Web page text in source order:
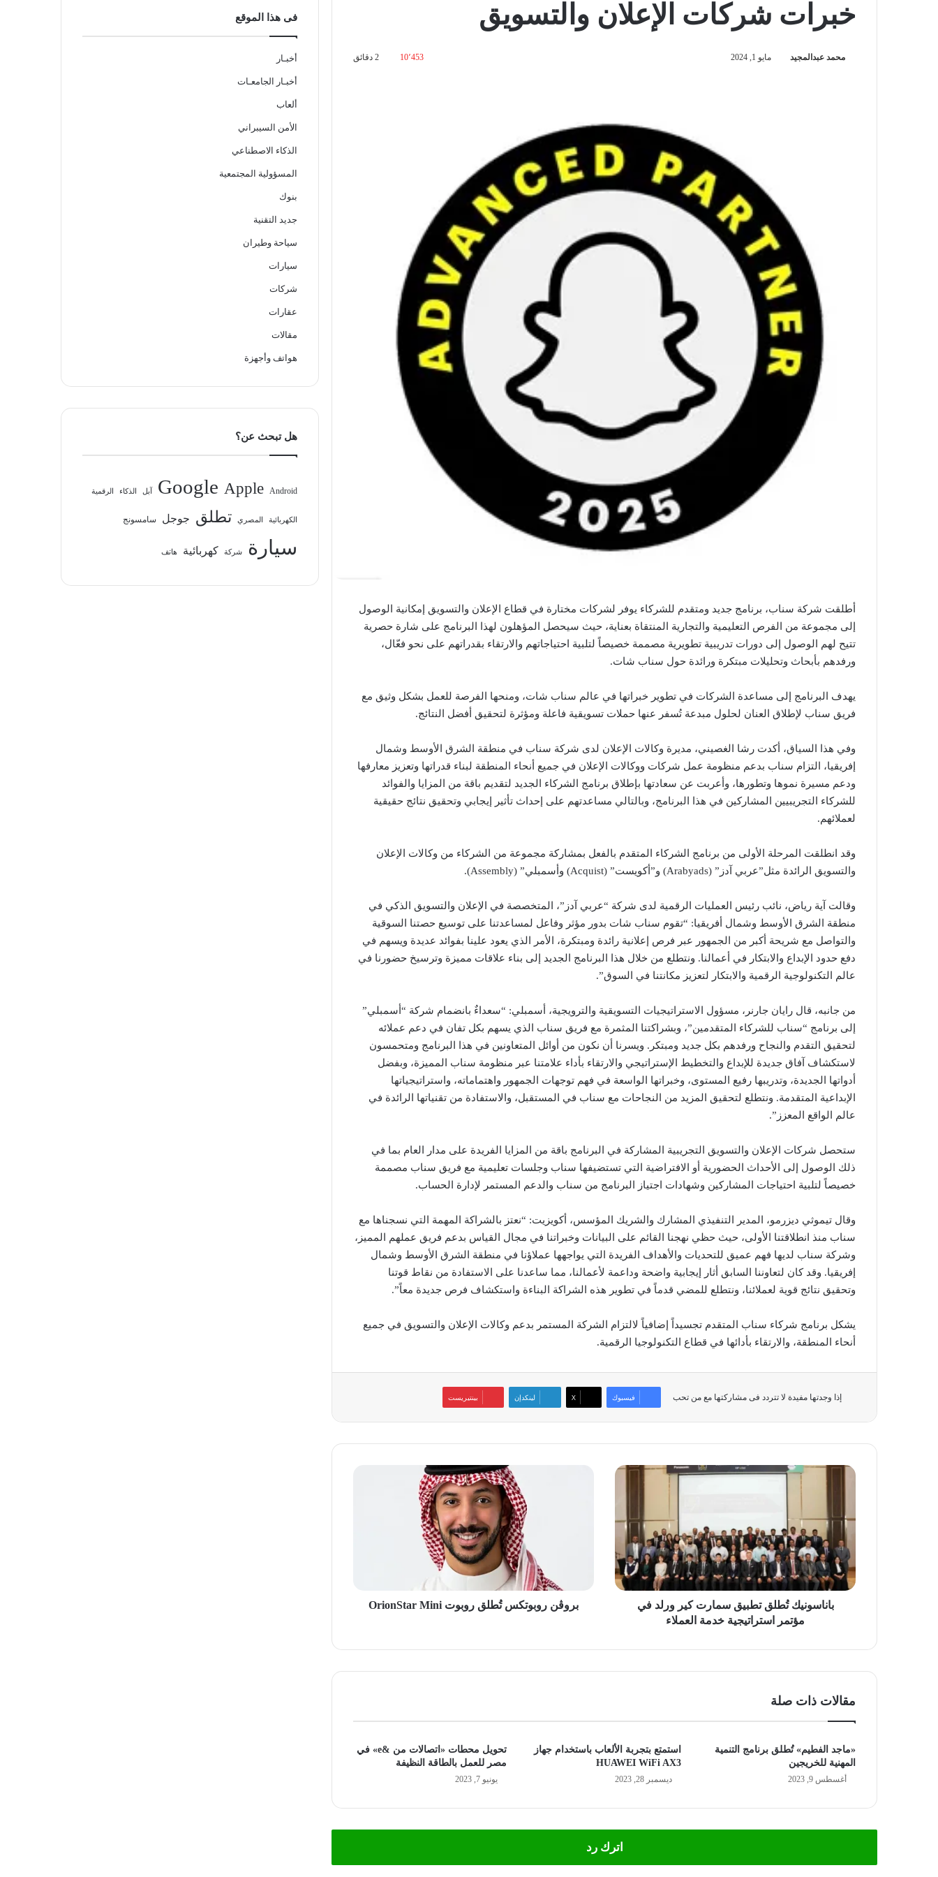
خبرات شركات الإعلان والتسويق
محمد عبدالمجيد مايو 1, 2024 10٬453
أطلقت شركة سناب، برنامج جديد ومتقدم للشركاء يوفر لشركات مختارة في قطاع الإعلان والتسويق إمكانية الوصول
إلى مجموعة من الفرص التعليمية والتجارية المنتقاة بعناية، حيث سيحصل المؤهلون لهذا البرنامج على شارة حصرية
تتيح لهم الوصول إلى دورات تدريبية تطويرية مصممة خصيصاً لتلبية احتياجاتهم والارتقاء بقدراتهم على نحو فعّال،
ورفدهم بأبحاث وتحليلات مبتكرة ورائدة حول سناب شات.
يهدف البرنامج إلى مساعدة الشركات في تطوير خبراتها في عالم سناب شات، ومنحها الفرصة للعمل بشكل وثيق مع
فريق سناب لإطلاق العنان لحلول مبدعة تُسفر عنها حملات تسويقية فاعلة ومؤثرة لتحقيق أفضل النتائج.
وفي هذا السياق، أكدت رشا الغصيني، مديرة وكالات الإعلان لدى شركة سناب في منطقة الشرق الأوسط وشمال
إفريقيا، التزام سناب بدعم منظومة عمل شركات ووكالات الإعلان في جميع أنحاء المنطقة لبناء قدراتها وتعزيز معارفها
ودعم مسيرة نموها وتطورها، وأعربت عن سعادتها بإطلاق برنامج الشركاء الجديد لتقديم باقة من المزايا والفوائد
للشركاء التجريبيين المشاركين في هذا البرنامج، وبالتالي مساعدتهم على إحداث تأثير إيجابي وتحقيق نتائج حقيقية
لعملائهم.
وقد انطلقت المرحلة الأولى من برنامج الشركاء المتقدم بالفعل بمشاركة مجموعة من الشركاء من وكالات الإعلان
والتسويق الرائدة مثل”عربي آدز” (Arabyads) و”أكويست” (Acquist) وأسمبلي” (Assembly).
وقالت آية رياض، نائب رئيس العمليات الرقمية لدى شركة “عربي آدز”، المتخصصة في الإعلان والتسويق الذكي في
منطقة الشرق الأوسط وشمال أفريقيا: “تقوم سناب شات بدور مؤثر وفاعل لمساعدتنا على توسيع حصتنا السوقية
والتواصل مع شريحة أكبر من الجمهور عبر فرص إعلانية رائدة ومبتكرة، الأمر الذي يعود علينا بفوائد عديدة ويسهم في
دفع حدود الإبداع والابتكار في أعمالنا. ونتطلع من خلال هذا البرنامج الجديد إلى بناء علاقات مميزة وترسيخ حضورنا في
عالم التكنولوجية الرقمية والابتكار لتعزيز مكانتنا في السوق”.
من جانبه، قال رايان جارنر، مسؤول الاستراتيجيات التسويقية والترويجية، أسمبلي: “سعداءٌ بانضمام شركة “أسمبلي”
إلى برنامج “سناب للشركاء المتقدمين”، وبشراكتنا المثمرة مع فريق سناب الذي يسهم بكل تفان في دعم عملائه
لتحقيق التقدم والنجاح ورفدهم بكل جديد ومبتكر. ويسرنا أن نكون من أوائل المتعاونين في هذا البرنامج ومتحمسون
لاستكشاف آفاق جديدة للإبداع والتخطيط الإستراتيجي والارتقاء بأداء علامتنا عبر منظومة سناب المميزة، وبفضل
أدواتها الجديدة، وتدريبها رفيع المستوى، وخبراتها الواسعة في فهم توجهات الجمهور واهتماماته، واستراتيجياتها
الإبداعية المتقدمة. ونتطلع لتحقيق المزيد من النجاحات مع سناب في المستقبل، والاستفادة من تقنياتها الرائدة في
عالم الواقع المعزز”.
ستحصل شركات الإعلان والتسويق التجريبية المشاركة في البرنامج باقة من المزايا الفريدة على مدار العام بما في
ذلك الوصول إلى الأحداث الحضورية أو الافتراضية التي تستضيفها سناب وجلسات تعليمية مع فريق سناب مصممة
خصيصاً لتلبية احتياجات المشاركين وشهادات اجتياز البرنامج من سناب والدعم المستمر لإدارة الحساب.
وقال تيموثي ديزرمو، المدير التنفيذي المشارك والشريك المؤسس، أكويزيت: “نعتز بالشراكة المهمة التي نسجناها مع
سناب منذ انطلاقتنا الأولى، حيث حظي نهجنا القائم على البيانات وخبراتنا في مجال القياس بدعم فريق عملهم المميز،
وشركة سناب لديها فهم عميق للتحديات والأهداف الفريدة التي يواجهها عملاؤنا في منطقة الشرق الأوسط وشمال
إفريقيا. وقد كان لتعاوننا السابق أثار إيجابية واضحة وداعمة لأعمالنا، مما ساعدنا على الاستفادة من نقاط قوتنا
وتحقيق نتائج قوية لعملائنا، ونتطلع للمضي قدماً في تطوير هذه الشراكة البناءة واستكشاف فرص جديدة معاً”.
يشكل برنامج شركاء سناب المتقدم تجسيداً إضافياً لالتزام الشركة المستمر بدعم وكالات الإعلان والتسويق في جميع
أنحاء المنطقة، والارتقاء بأدائها في قطاع التكنولوجيا الرقمية.
إذا وجدتها مفيدة لا تتردد فى مشاركتها مع من تحب فيسبوك ‫X لينكدإن بينتيريست
باناسونيك
سمارت
كير
ورلد
في
مؤتمر
استراتيجية
باناسونيك تُطلق تطبيق سمارت كير ورلد في
مؤتمر استراتيجية خدمة العملاء
بروڤن روبوتكس تُطلق روبوت OrionStar Mini
مقالات ذات صلة
«ماجد الفطيم» تُطلق برنامج التنمية
المهنية للخريجين
أغسطس 9, 2023
استمتع بتجربة الألعاب باستخدام جهاز
HUAWEI WiFi AX3
ديسمبر 28, 2023
تحويل محطات «اتصالات من &e» في
مصر للعمل بالطاقة النظيفة
يونيو 7, 2023
اترك رد
فى هذا الموقع
أخبـار
أخبـار الجامعـات
ألعاب
الأمن السيبراني
الذكاء الاصطناعي
المسؤولية المجتمعية
بنوك
جديد التقنية
سياحة وطيران
سيارات
شركات
عقارات
مقالات
هواتف وأجهزة
هل تبحث عن؟
Android
Apple
Google آبل الذكاء الرقمية
الكهربائية المصري تطلق جوجل سامسونج
سيارة شركة كهربائية هاتف